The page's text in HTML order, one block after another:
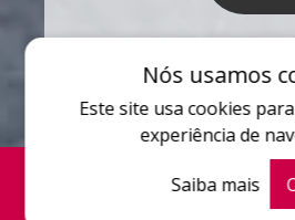
Nós usamos
Este site usa cookies
experiência de
Saiba mais